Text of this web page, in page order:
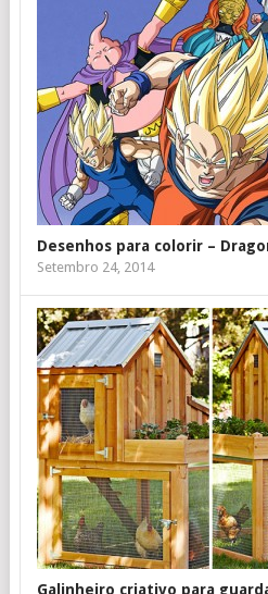
Desenhos para colorir –
Setembro 24, 2014
Galinheiro criativo para